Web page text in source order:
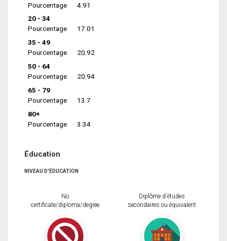
Pourcentage
4.91
20 - 34
Pourcentage
17.01
35 - 49
Pourcentage
20.92
50 - 64
Pourcentage
20.94
65 - 79
Pourcentage
13.7
80+
Pourcentage
3.34
Éducation
NIVEAU D'ÉDUCATION
No
certificate/diploma/degree
Diplôme d'études
secondaires ou équivalent